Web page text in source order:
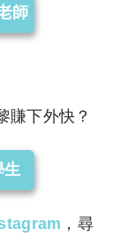
師
賺下外快？
生
，尋